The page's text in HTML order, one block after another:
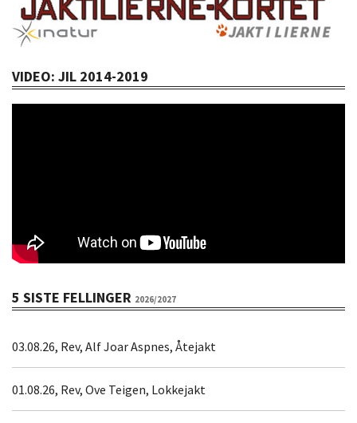
VIDEO: JIL 2014-2019
5 SISTE FELLINGER 2026/2027
03.08.26, Rev, Alf Joar Aspnes, Åtejakt
01.08.26, Rev, Ove Teigen, Lokkejakt